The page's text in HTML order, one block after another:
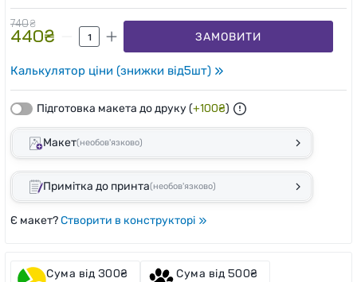
740₴
440₴ ЗАМОВИТИ
Калькулятор ціни (знижки від5шт)
Макет(необов'язково)
Примітка до принта(необов'язково)
Підготовка макета до друку(+100₴)
Є макет?Створити в конструкторі
Сума від 300₴ Сума від 500₴